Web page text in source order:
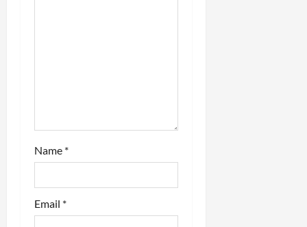
Name *
Email *